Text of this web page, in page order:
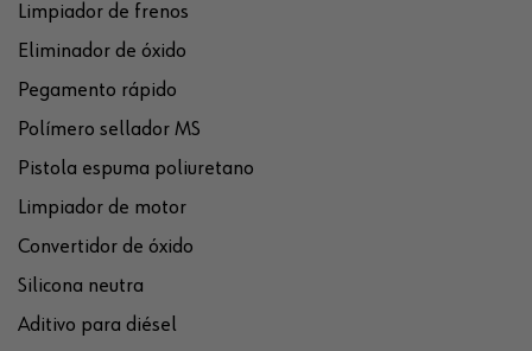
Limpiador de frenos
Eliminador de óxido
Pegamento rápido
Polímero sellador MS
Pistola espuma poliuretano
Limpiador de motor
Convertidor de óxido
Silicona neutra
Aditivo para diésel